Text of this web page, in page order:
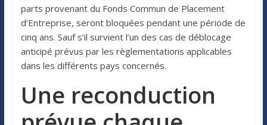
parts provenant du Fonds Commun de Placement
d’Entreprise, seront bloquées pendant une période de
cinq ans. Sauf s’il survient l’un des cas de déblocage
anticipé prévus par les règlementations applicables
dans les différents pays concernés.
Une reconduction